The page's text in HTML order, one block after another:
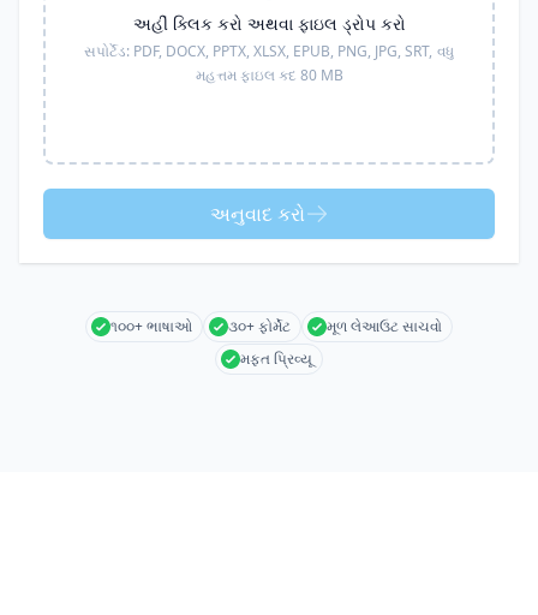
અહીં ક્લિક કરો અથવા ફાઇલ ડ્રોપ કરો
સપોર્ટેડ: PDF, DOCX, PPTX, XLSX, EPUB, PNG, JPG, SRT, વધુ
મહત્તમ ફાઇલ કદ 80 MB
અનુવાદ કરો
૧૦૦+ ભાષાઓ ૩૦+ ફોર્મેટ
મૂળ લેઆઉટ સાચવો
મફત પ્રિવ્યૂ